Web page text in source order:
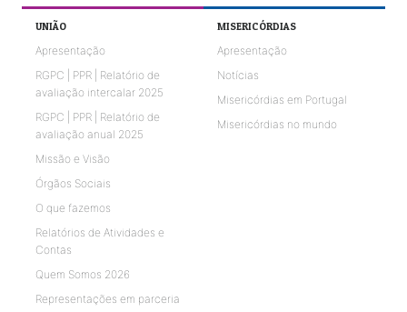
UNIÃO
Apresentação
RGPC | PPR | Relatório de
avaliação intercalar 2025
RGPC | PPR | Relatório de
avaliação anual 2025
Missão e Visão
Órgãos Sociais
O que fazemos
Relatórios de Atividades e
Contas
Quem Somos 2026
Representações em parceria
MISERICÓRDIAS
Apresentação
Notícias
Misericórdias em Portugal
Misericórdias no mundo